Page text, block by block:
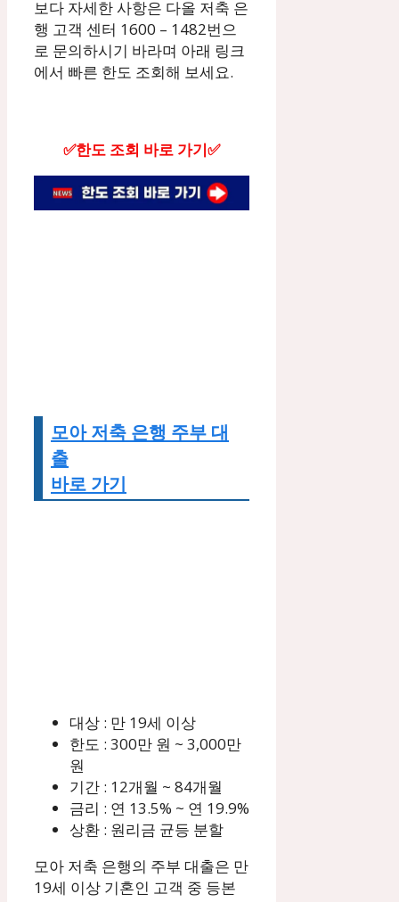
보다 자세한 사항은 다올 저축 은
행 고객 센터 1600 – 1482번으
로 문의하시기 바라며 아래 링크
에서 빠른 한도 조회해 보세요.
✅한도 조회 바로 가기✅
모아 저축 은행 주부 대
출
바로 가기
대상 : 만 19세 이상
한도 : 300만 원 ~ 3,000만
원
기간 : 12개월 ~ 84개월
금리 : 연 13.5% ~ 연 19.9%
상환 : 원리금 균등 분할
모아 저축 은행의 주부 대출은 만
19세 이상 기혼인 고객 중 등본